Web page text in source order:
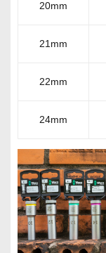
20mm
21mm
22mm
24mm